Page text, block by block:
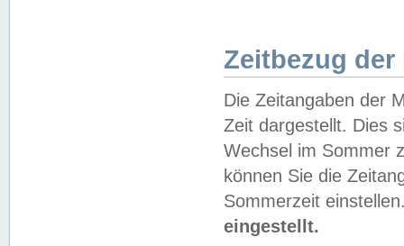
Zeitbezug der
Die Zeitangaben der
Zeit dargestellt. Dies
Wechsel im Sommer
können Sie die
Sommerzeit
eingestellt.